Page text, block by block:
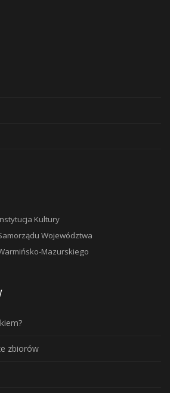
Kultury
Województwa
Mazurskiego
zbiorów